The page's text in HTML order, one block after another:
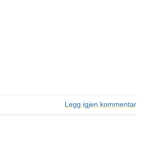
Legg igjen kommentar